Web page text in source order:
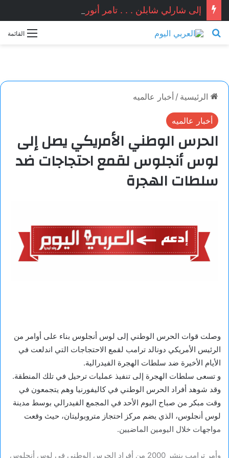
إلى شارلي شابلن . . . تامر أنور / مصر
القائمة بحث عن
الرئيسية / أخبار عالميه
أخبار عالميه
الحرس الوطني الأمريكي يصل إلى
لوس أنجلوس لقمع احتجاجات ضد
سلطات الهجرة
وصلت قوات الحرس الوطني إلى لوس أنجلوس بناء على أوامر من
الرئيس الأمريكي دونالد ترامب لقمع الاحتجاجات التي اندلعت في
الأيام الأخيرة ضد سلطات الهجرة الفيدرالية.
و تسعى سلطات الهجرة إلى تنفيذ عمليات ترحيل في تلك المنطقة.
وقد شوهد أفراد الحرس الوطني في كاليفورنيا وهم يتجمعون في
وقت مبكر من صباح اليوم الأحد في المجمع الفيدرالي بوسط مدينة
لوس أنجلوس، الذي يضم مركز احتجاز متروبوليتان، حيث وقعت
مواجهات خلال اليومين الماضيين.
وأمر ترامب بنشر 2000 من أفراد الحرس الوطني في لوس أنجلوس